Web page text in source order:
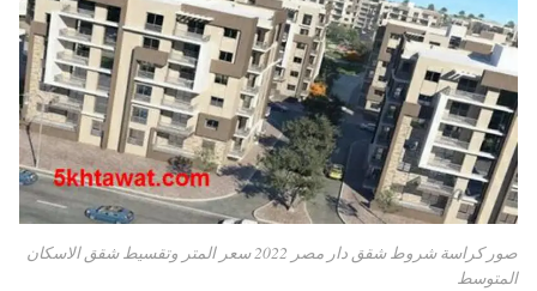
صور كراسة شروط شقق دار مصر 2022 سعر المتر وتقسيط شقق الاسكان
المتوسط